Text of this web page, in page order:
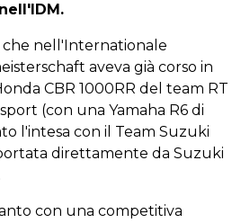
che nell'Internationale
aveva già corso in
CBR 1000RR del team RT
(con una Yamaha R6 di
l'intesa con il Team Suzuki
direttamente da Suzuki
con una competitiva